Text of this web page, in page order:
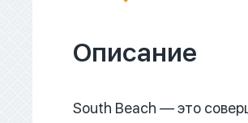
Описание
South Beach — это